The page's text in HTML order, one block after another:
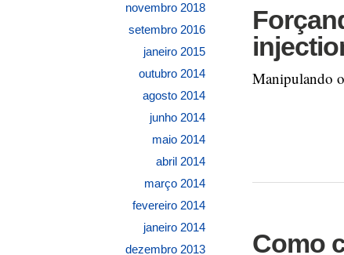
Manipulando
Como
novembro 2018
setembro 2016
janeiro 2015
outubro 2014
agosto 2014
junho 2014
maio 2014
abril 2014
março 2014
fevereiro 2014
janeiro 2014
dezembro 2013